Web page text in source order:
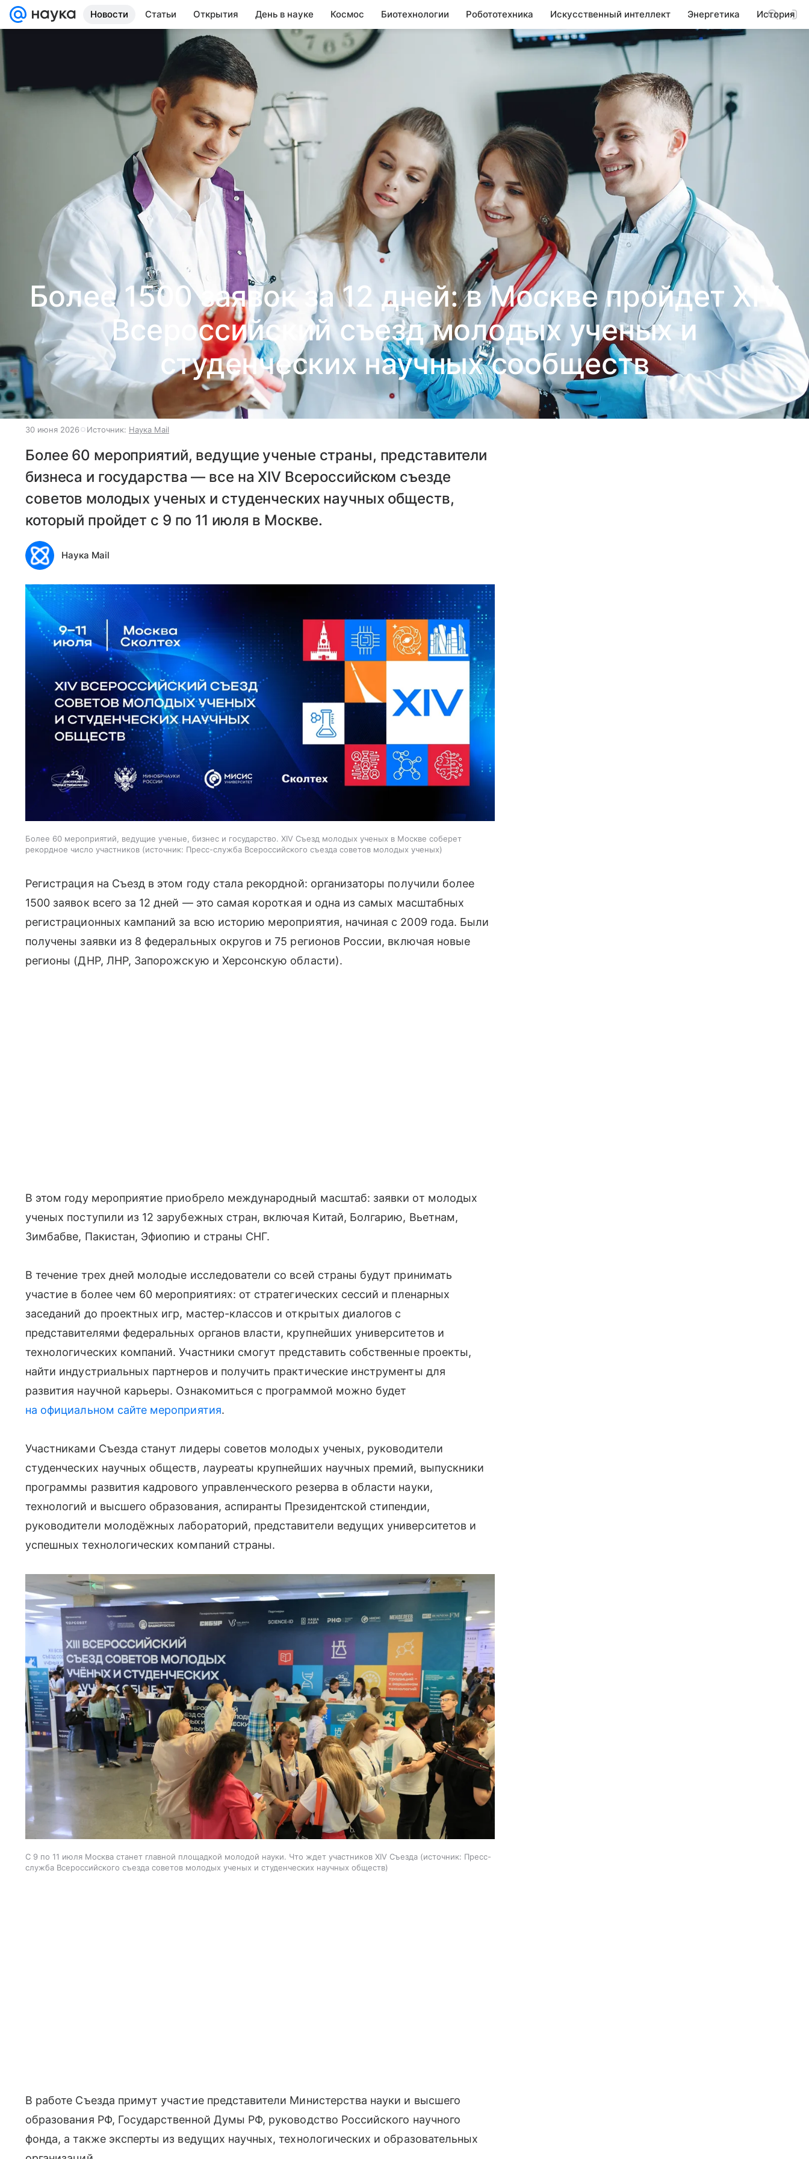
Новости Статьи Открытия День в науке Космос Биотехнологии Робототехника Искусственный интеллект Энергетика История
Более 1500 заявок за 12 дней: в Москве пройдет XIV
Всероссийский съезд молодых ученых и
студенческих научных сообществ
30 июня 2026 Источник: Наука Mail
Более 60 мероприятий, ведущие ученые страны, представители
бизнеса и государства — все на XIV Всероссийском съезде
советов молодых ученых и студенческих научных обществ,
который пройдет с 9 по 11 июля в Москве.
Наука Mail
Более 60 мероприятий, ведущие ученые, бизнес и государство. XIV Съезд молодых ученых в Москве соберет
рекордное число участников
источник: Пресс-служба Всероссийского съезда советов молодых ученых
Регистрация на Съезд в этом году стала рекордной: организаторы получили более
1500 заявок всего за 12 дней — это самая короткая и одна из самых масштабных
регистрационных кампаний за всю историю мероприятия, начиная с 2009 года. Были
получены заявки из 8 федеральных округов и 75 регионов России, включая новые
регионы (ДНР, ЛНР, Запорожскую и Херсонскую области).
В этом году мероприятие приобрело международный масштаб: заявки от молодых
ученых поступили из 12 зарубежных стран, включая Китай, Болгарию, Вьетнам,
Зимбабве, Пакистан, Эфиопию и страны СНГ.
В течение трех дней молодые исследователи со всей страны будут принимать
участие в более чем 60 мероприятиях: от стратегических сессий и пленарных
заседаний до проектных игр, мастер-классов и открытых диалогов с
представителями федеральных органов власти, крупнейших университетов и
технологических компаний. Участники смогут представить собственные проекты,
найти индустриальных партнеров и получить практические инструменты для
развития научной карьеры. Ознакомиться с программой можно будет
на официальном сайте мероприятия.
Участниками Съезда станут лидеры советов молодых ученых, руководители
студенческих научных обществ, лауреаты крупнейших научных премий, выпускники
программы развития кадрового управленческого резерва в области науки,
технологий и высшего образования, аспиранты Президентской стипендии,
руководители молодёжных лабораторий, представители ведущих университетов и
успешных технологических компаний страны.
С 9 по 11 июля Москва станет главной площадкой молодой науки. Что ждет участников XIV Съезда источник: Пресс-
служба Всероссийского съезда советов молодых ученых и студенческих научных обществ
В работе Съезда примут участие представители Министерства науки и высшего
образования РФ, Государственной Думы РФ, руководство Российского научного
фонда, а также эксперты из ведущих научных, технологических и образовательных